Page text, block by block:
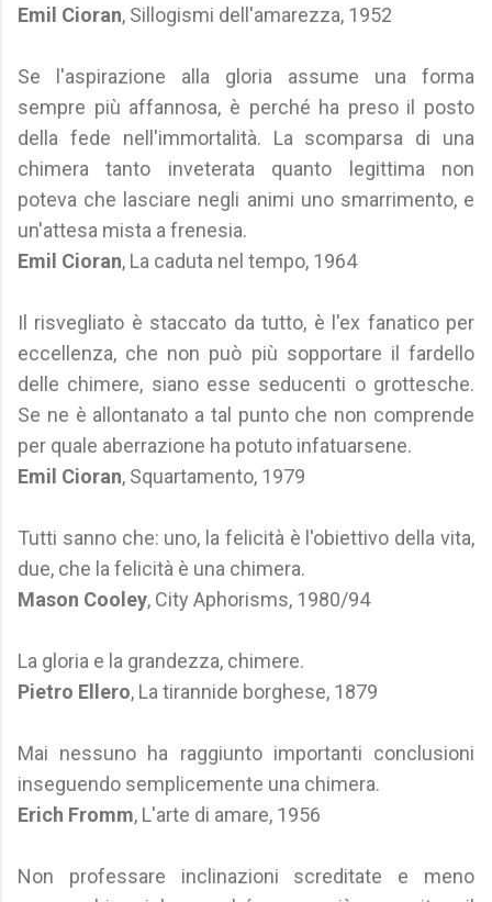
Emil Cioran, Sillogismi dell'amarezza, 1952
Se l'aspirazione alla gloria assume una forma
sempre più affannosa, è perché ha preso il posto
della fede nell'immortalità. La scomparsa di una
chimera tanto inveterata quanto legittima non
poteva che lasciare negli animi uno smarrimento, e
un'attesa mista a frenesia.
Emil Cioran, La caduta nel tempo, 1964
Il risvegliato è staccato da tutto, è l'ex fanatico per
eccellenza, che non può più sopportare il fardello
delle chimere, siano esse seducenti o grottesche.
Se ne è allontanato a tal punto che non comprende
per quale aberrazione ha potuto infatuarsene.
Emil Cioran, Squartamento, 1979
Tutti sanno che: uno, la felicità è l'obiettivo della vita,
due, che la felicità è una chimera.
Mason Cooley, City Aphorisms, 1980/94
La gloria e la grandezza, chimere.
Pietro Ellero, La tirannide borghese, 1879
Mai nessuno ha raggiunto importanti conclusioni
inseguendo semplicemente una chimera.
Erich Fromm, L'arte di amare, 1956
Non professare inclinazioni screditate e meno